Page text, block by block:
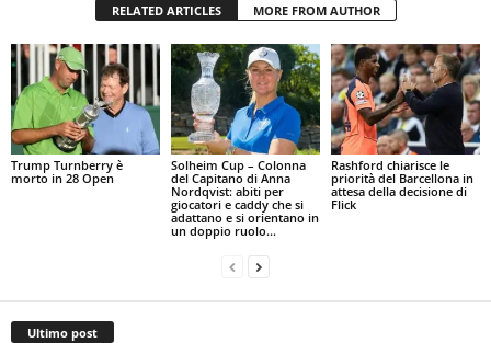
RELATED ARTICLES MORE FROM AUTHOR
Trump Turnberry è
morto in 28 Open
Solheim Cup – Colonna
del Capitano di Anna
Nordqvist: abiti per
giocatori e caddy che si
adattano e si orientano in
un doppio ruolo...
Rashford chiarisce le
priorità del Barcellona in
attesa della decisione di
Flick
Ultimo post